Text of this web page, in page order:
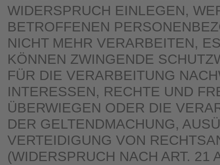
WIDERSPRUCH EINLEGEN,
BETROFFENEN
NICHT MEHR VERARBEITEN,
KÖNNEN ZWINGENDE
FÜR DIE VERARBEITUNG
INTERESSEN, RECHTE UND
ÜBERWIEGEN ODER DIE
DER GELTENDMACHUNG,
VERTEIDIGUNG VON
(WIDERSPRUCH NACH ART. 21